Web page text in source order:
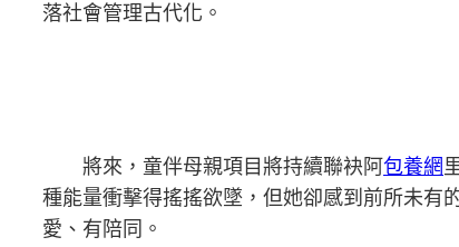
落社會管理古代化。
將來，童伴母親項目將持續聯袂阿包養網
種能量衝擊得搖搖欲墜，但她卻感到前所未有
愛、有陪同。